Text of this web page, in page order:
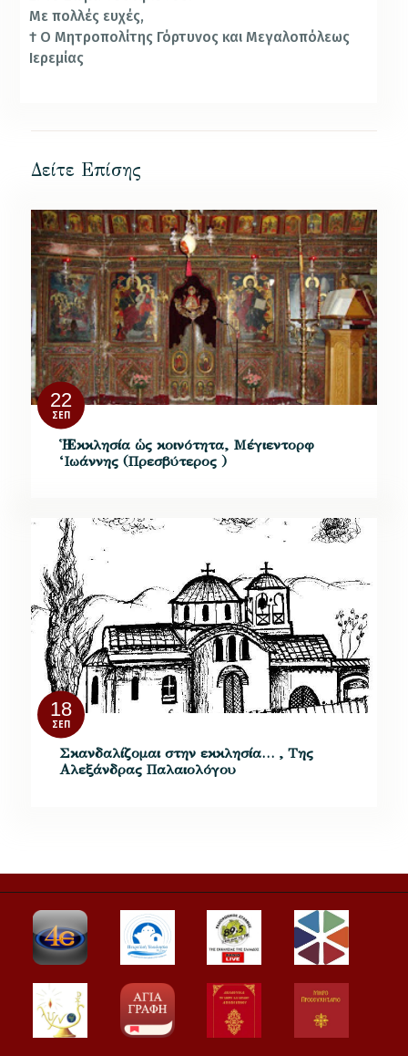
Με πολλές ευχές,
† Ο Μητροπολίτης Γόρτυνος και Μεγαλοπόλεως
Ιερεμίας
Δείτε Επίσης
22
ΣΕΠ
Ἡ Ἐκκλησία ὡς κοινότητα, Μέγιεντορφ
‘Ιωάννης (Πρεσβύτερος )
18
ΣΕΠ
Σκανδαλίζομαι στην εκκλησία… , Της
Αλεξάνδρας Παλαιολόγου